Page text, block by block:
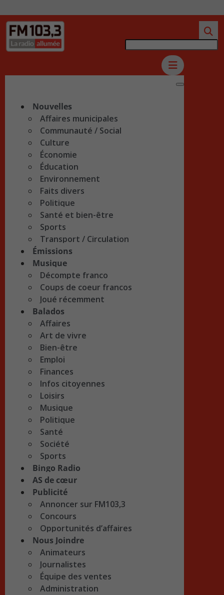
Nouvelles
Affaires municipales
Communauté / Social
Culture
Économie
Éducation
Environnement
Faits divers
Politique
Santé et bien-être
Sports
Transport / Circulation
Émissions
Musique
Décompte franco
Coups de coeur francos
Joué récemment
Balados
Affaires
Art de vivre
Bien-être
Emploi
Finances
Infos citoyennes
Loisirs
Musique
Politique
Santé
Société
Sports
Bingo Radio
AS de cœur
Publicité
Annoncer sur FM103,3
Concours
Opportunités d’affaires
Nous Joindre
Animateurs
Journalistes
Équipe des ventes
Administration